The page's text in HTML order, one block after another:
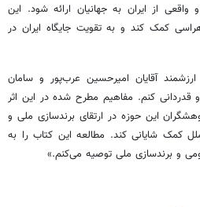
از ایران به جهانیان ارائه شود. این
کمک کند و به تقویت جایگاه ایران در
آقایان امیرحسین عرب‌پور و سامان
قدردانی کنم. مفاهیم مطرح شده در این اثر
این حوزه در ارتقای برندسازی ملی و
کمک شایانی کند. مطالعه این کتاب را به
و برندسازی ملی توصیه می‌کنم.»